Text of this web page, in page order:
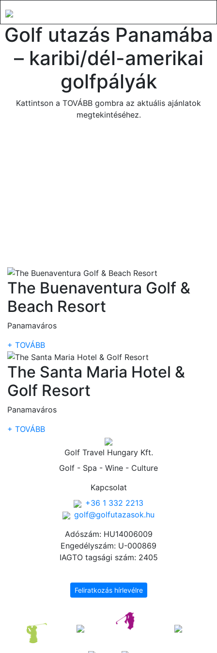
Golf utazás Panamába
– karibi/dél-amerikai
golfpályák
Kattintson a TOVÁBB gombra az aktuális ajánlatok
megtekintéséhez.
The Buenaventura Golf &
Beach Resort
Panamaváros
+ TOVÁBB
The Santa Maria Hotel &
Golf Resort
Panamaváros
+ TOVÁBB
Golf Travel Hungary Kft.
Golf - Spa - Wine - Culture
Kapcsolat
+36 1 332 2213
golf@golfutazasok.hu
Adószám: HU14006009
Engedélyszám: U-000869
IAGTO tagsági szám: 2405
Feliratkozás hírlevélre